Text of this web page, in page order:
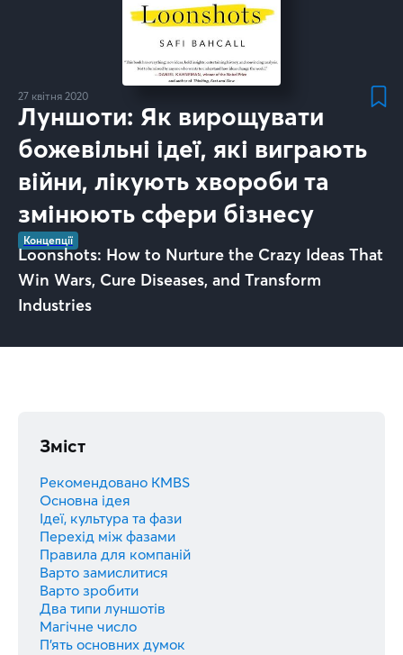
27 квітня 2020
Луншоти: Як вирощувати
божевільні ідеї, які виграють
війни, лікують хвороби та
змінюють сфери бізнесу
Концепції
Loonshots: How to Nurture the Crazy Ideas That
Win Wars, Cure Diseases, and Transform
Industries
Зміст
Рекомендовано KMBS
Основна ідея
Ідеї, культура та фази
Перехід між фазами
Правила для компаній
Варто замислитися
Варто зробити
Два типи луншотів
Магічне число
П’ять основних думок